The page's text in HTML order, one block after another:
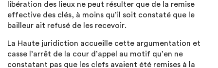
libération des lieux ne peut résulter que de la remise
effective des clés, à moins qu’il soit constaté que le
bailleur ait refusé de les recevoir.
La Haute juridiction accueille cette argumentation et
casse l’arrêt de la cour d’appel au motif qu’en ne
constatant pas que les clefs avaient été remises à la